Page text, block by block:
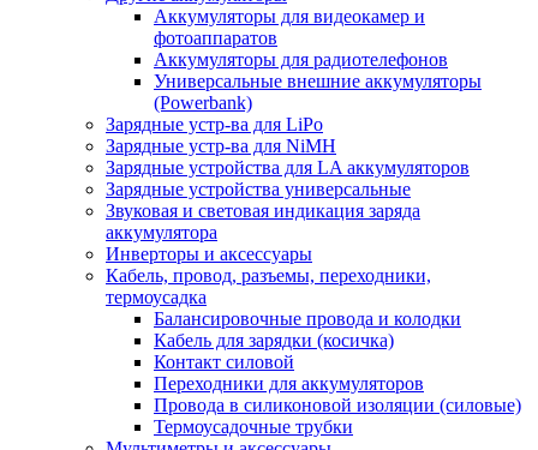
Аккумуляторы для видеокамер и
фотоаппаратов
Аккумуляторы для радиотелефонов
Универсальные внешние аккумуляторы
(Powerbank)
Зарядные устр-ва для LiPo
Зарядные устр-ва для NiMH
Зарядные устройства для LA аккумуляторов
Зарядные устройства универсальные
Звуковая и световая индикация заряда
аккумулятора
Инверторы и аксессуары
Кабель, провод, разъемы, переходники,
термоусадка
Балансировочные провода и колодки
Кабель для зарядки (косичка)
Контакт силовой
Переходники для аккумуляторов
Провода в силиконовой изоляции (силовые)
Термоусадочные трубки